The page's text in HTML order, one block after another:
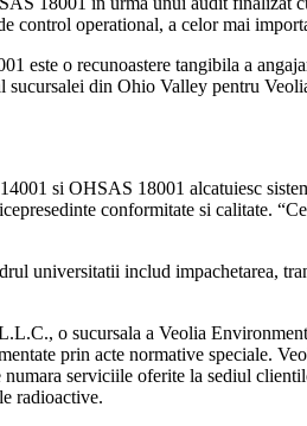
control operational, a celor mai
este o recunoastere tangibila a
sucursalei din Ohio Valley pentru
si OHSAS 18001 alcatuiesc
conformitate si calitate.
universitatii includ impachetarea,
o sucursala a Veolia
prin acte normative speciale.
serviciile oferite la sediul
radioactive.